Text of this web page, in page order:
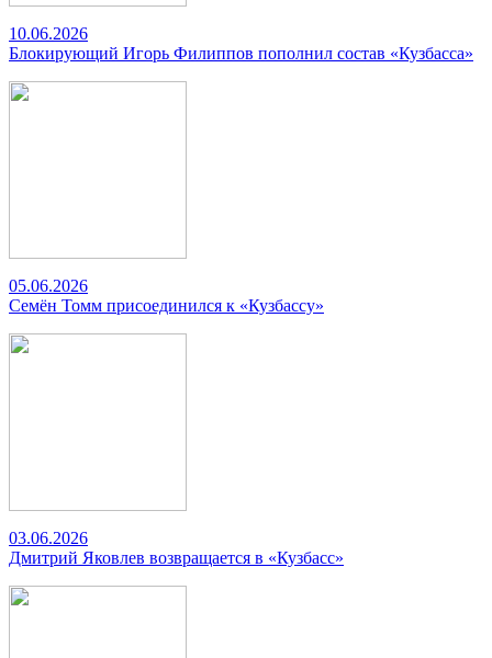
10.06.2026
Блокирующий Игорь Филиппов пополнил состав «Кузбасса»
05.06.2026
Семён Томм присоединился к «Кузбассу»
03.06.2026
Дмитрий Яковлев возвращается в «Кузбасс»